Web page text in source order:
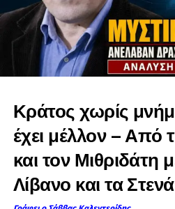
εδώ και χρόνια στην Τουρκία να
κυρώσεις.
Καταληκτικά, ο τουρκικός
αντιμετωπίζεται με φοβίες, ούτε
Εμπιστοσύνης σε διμερές
ΕΕ, αλλά με πανεθνική
επίκεντρο την ισχύ.
Κράτος χωρίς
έχει μέλλον – Από
και τον Μιθριδάτη
Λίβανο και τα